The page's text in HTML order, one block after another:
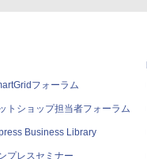
フォーラム
トショップ担当者フォーラム
Business Library
プレスセミナー